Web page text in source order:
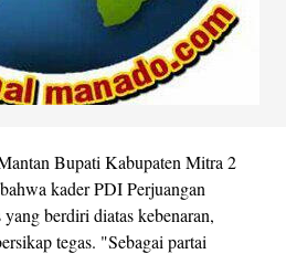
Bupati Kabupaten Mitra 2
kader PDI Perjuangan
berdiri diatas kebenaran,
tegas. "Sebagai partai